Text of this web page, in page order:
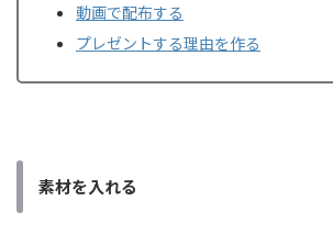
動画で配布する
プレゼントする理由を作る
素材を入れる